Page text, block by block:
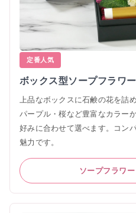
定番人気
ボックス型ソープフラワ
上品なボックスに石鹸の花を詰
パープル・桜など豊富なカラー
好みに合わせて選べます。コン
魅力です。
ソープフラワ